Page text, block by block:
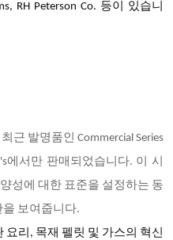
RH Peterson Co. 등이 있습니
근 발명품인 Commercial Series
에서만 판매되었습니다. 이 시
성에 대한 표준을 설정하는 동
보여줍니다.
요리, 목재 펠릿 및 가스의 혁신